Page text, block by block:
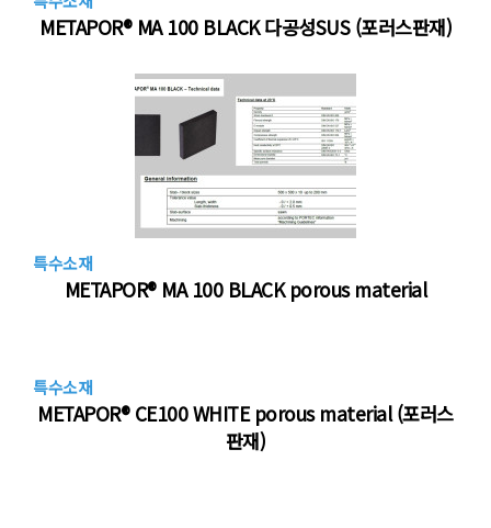
METAPOR® MA 100 BLACK 다공성SUS (포러스판재)
특수소재
METAPOR® MA 100 BLACK porous material
특수소재
METAPOR® CE100 WHITE porous material (포러스
판재)